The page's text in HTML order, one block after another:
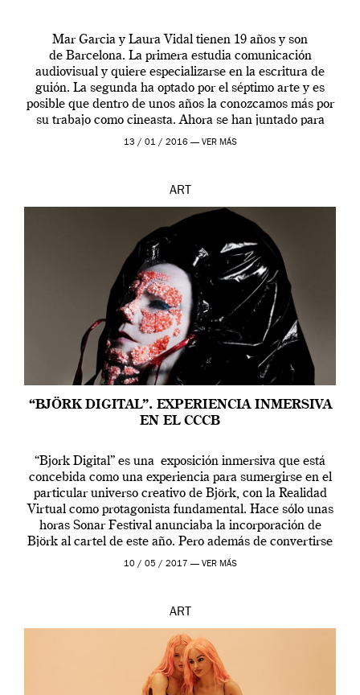
Mar Garcia y Laura Vidal tienen 19 años y son
de Barcelona. La primera estudia comunicación
audiovisual y quiere especializarse en la escritura de
guión. La segunda ha optado por el séptimo arte y es
posible que dentro de unos años la conozcamos más por
su trabajo como cineasta. Ahora se han juntado para
contarnos una […]
13 / 01 / 2016 — VER MÁS
ART
“BJÖRK DIGITAL”. EXPERIENCIA INMERSIVA
EN EL CCCB
“Bjork Digital” es una exposición inmersiva que está
concebida como una experiencia para sumergirse en el
particular universo creativo de Björk, con la Realidad
Virtual como protagonista fundamental. Hace sólo unas
horas Sonar Festival anunciaba la incorporación de
Björk al cartel de este año. Pero además de convertirse
en una de las actuaciones más relevantes […]
10 / 05 / 2017 — VER MÁS
ART